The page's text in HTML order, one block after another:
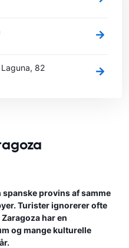
82
provins af samme
Turister ignorerer ofte
har en
og mange kulturelle